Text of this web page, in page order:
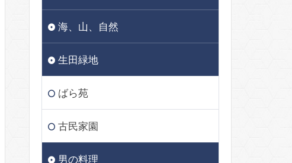
海、山、自然
生田緑地
ばら苑
古民家園
男の料理